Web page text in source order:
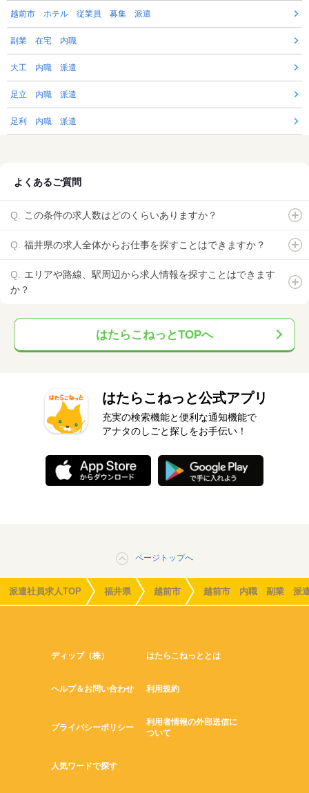
越前市 ホテル 従業員 募集 派遣
副業 在宅 内職
大工 内職 派遣
足立 内職 派遣
足利 内職 派遣
よくあるご質問
この条件の求人数はどのくらいありますか？
福井県の求人全体からお仕事を探すことはできますか？
エリアや路線、駅周辺から求人情報を探すことはできます
か？
はたらこねっとTOPへ
はたらこねっと公式アプリ
充実の検索機能と便利な通知機能で
アナタのしごと探しをお手伝い！
ページトップへ
派遣社員求人TOP 福井県 越前市 越前市 内職 副業 派遣
ディップ（株） はたらこねっととは
ヘルプ＆お問い合わせ 利用規約
プライバシーポリシー
利用者情報の外部送信に
ついて
人気ワードで探す